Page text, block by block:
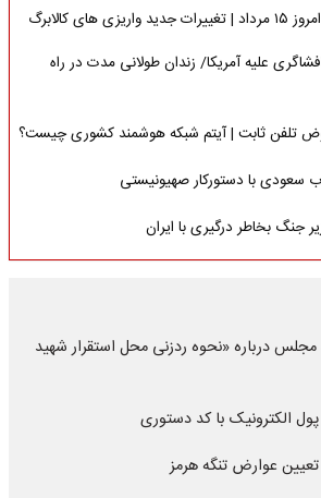
کالابرگ
علیه آمریکا/ زندان طولانی مدت در راه
تلفن ثابت | آیتم شبکه هوشمند کشوری چیست؟
سعودی با دستورکار صهیونیستی
جنگ بخاطر درگیری با ایران
مجلس درباره «نحوه ردزنی محل استقرار شهید
الکترونیک با کد دستوری
تعیین عوارض تنگه هرمز